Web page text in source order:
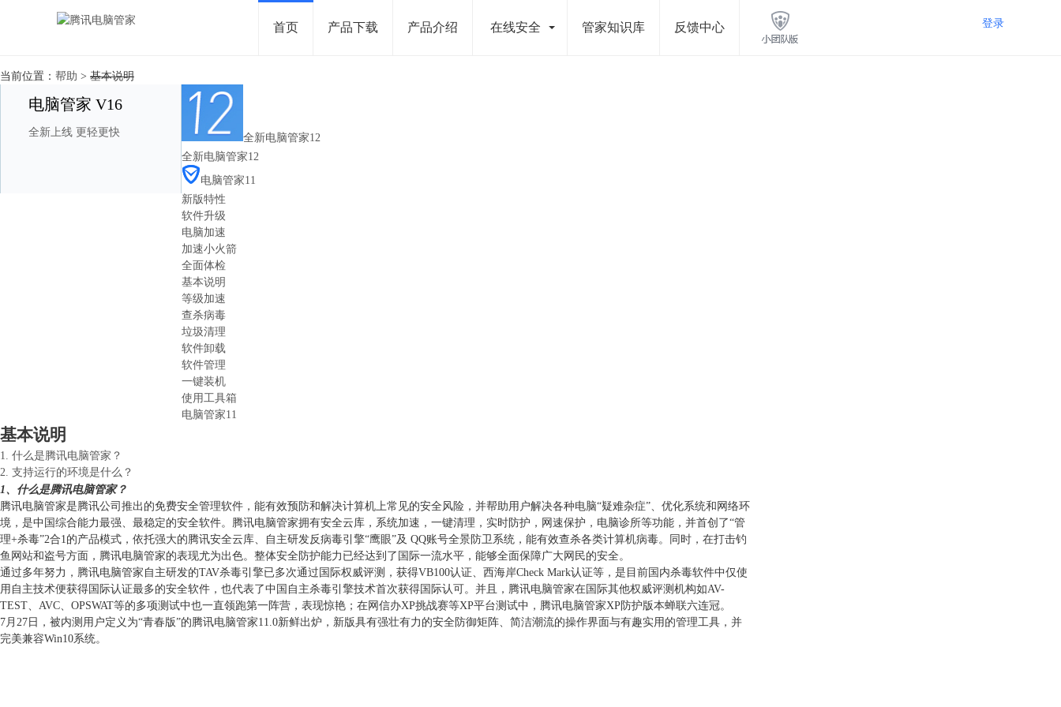
首页 产品下载 产品介绍 在线安全 管家知识库 反馈中心 登录
当前位置： 帮助 > 基本说明
电脑管家 V16
全新上线 更轻更快
全新电脑管家12
全新电脑管家12
电脑管家11
新版特性
软件升级
电脑加速
加速小火箭
全面体检
基本说明
等级加速
查杀病毒
垃圾清理
软件卸载
软件管理
一键装机
使用工具箱
电脑管家11
基本说明
1. 什么是腾讯电脑管家？
2. 支持运行的环境是什么？
1、什么是腾讯电脑管家？
腾讯电脑管家是腾讯公司推出的免费安全管理软件，能有效预防和解决计算机上常见的安全风险，并帮助用户解决各种电脑“疑难杂症”、优化系统和网络环
境，是中国综合能力最强、最稳定的安全软件。腾讯电脑管家拥有安全云库，系统加速，一键清理，实时防护，网速保护，电脑诊所等功能，并首创了“管
理+杀毒”2合1的产品模式，依托强大的腾讯安全云库、自主研发反病毒引擎“鹰眼”及 QQ账号全景防卫系统，能有效查杀各类计算机病毒。同时，在打击钓
鱼网站和盗号方面，腾讯电脑管家的表现尤为出色。整体安全防护能力已经达到了国际一流水平，能够全面保障广大网民的安全。
通过多年努力，腾讯电脑管家自主研发的TAV杀毒引擎已多次通过国际权威评测，获得VB100认证、西海岸Check Mark认证等，是目前国内杀毒软件中仅使
用自主技术便获得国际认证最多的安全软件，也代表了中国自主杀毒引擎技术首次获得国际认可。并且，腾讯电脑管家在国际其他权威评测机构如AV-
TEST、AVC、OPSWAT等的多项测试中也一直领跑第一阵营，表现惊艳；在网信办XP挑战赛等XP平台测试中，腾讯电脑管家XP防护版本蝉联六连冠。
7月27日，被内测用户定义为“青春版”的腾讯电脑管家11.0新鲜出炉，新版具有强壮有力的安全防御矩阵、简洁潮流的操作界面与有趣实用的管理工具，并
完美兼容Win10系统。